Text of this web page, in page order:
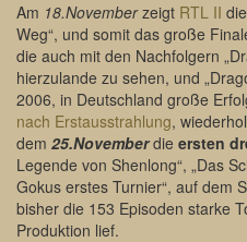
Am 18.Novemberzeigt RTL II
Weg“, und somit das große
die auch mit den Nachfolgern
hierzulande zu sehen, und
2006, in Deutschland große
nach Erstausstrahlung,
dem 25.Novemberdie ersten
Legende von Shenlong“, „Das
Gokus erstes Turnier“, auf dem
bisher die 153 Episoden starke
Produktion lief.